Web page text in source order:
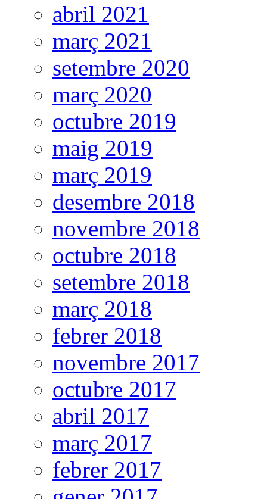
abril 2021
març 2021
setembre 2020
març 2020
octubre 2019
maig 2019
març 2019
desembre 2018
novembre 2018
octubre 2018
setembre 2018
març 2018
febrer 2018
novembre 2017
octubre 2017
abril 2017
març 2017
febrer 2017